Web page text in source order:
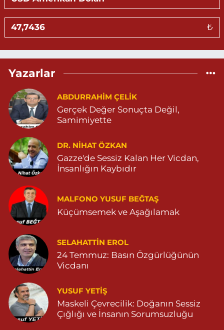
ÖZEL CİHANPOL HASTANESİ YANI YENİKENT MAHALLESİ 20.
CADDE NO:4 B. ÖZEL CİHANPOL HASTANESİ YANI-YENİKENT
MAHALLESİ 04825026482
0 (482) 502 64 82 Yol Tarifi Al
Sevlim Eczanesi
YENİ MAHALLE 514 SOKAK NO:36 ÇEÇEN MEZARLIĞININ 300
0 (482) 313 07 47 Yol Tarifi Al
Sarohan Eczanesi
ZEYTNPINAR MAHALLESİ ROJ CADDESİ NO:30 A derik devlet
hastanesi karşısı 05425113484
0 (542) 511 34 84 Yol Tarifi Al
Eymen Eczanesi
POYRAZ MAHALLE MEVLANA SOKAK NO:5A 05343032144
0 (534) 303 21 44 Yol Tarifi Al
Yeni Eczanesi
YENİ MAHALLE 3086 SOKAK NO:2 4 04825413156
0 (482) 541 31 56 Yol Tarifi Al
İlknur Eczanesi
GÜL MAH. VATAN CAD. NO:2A 04825911091
0 (482) 591 10 91
₺
Yazarlar
ABDURRAHIM ÇELİK
Gerçek Değer Sonuçta Değil,
Samimiyette
DR. NIHAT ÖZKAN
Gazze'de Sessiz Kalan Her Vicdan,
İnsanlığın Kaybıdır
MALFONO YUSUF BEĞTAŞ
Küçümsemek ve Aşağılamak
SELAHATTIN EROL
24 Temmuz: Basın Özgürlüğünün
Vicdanı
YUSUF YETİŞ
Maskeli Çevrecilik: Doğanın Sessiz
Çığlığı ve İnsanın Sorumsuzluğu